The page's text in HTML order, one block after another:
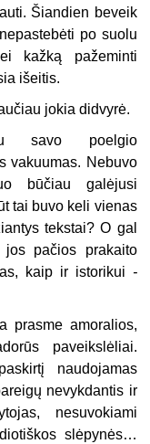
Šiandien beveik
po suolu
kažką pažeminti
išeitis.
jokia didvyrė.
savo poelgio
vakuumas. Nebuvo
būčiau galėjusi
tai buvo keli vienas
tekstai? O gal
jos pačios prakaito
kaip ir istorikui -
prasme amoralios,
paveikslėliai.
naudojamas
nevykdantis ir
nesuvokiami
slėpynės…